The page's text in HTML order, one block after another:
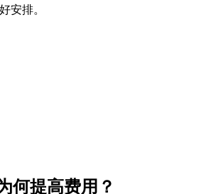
安排。
何提高费用？